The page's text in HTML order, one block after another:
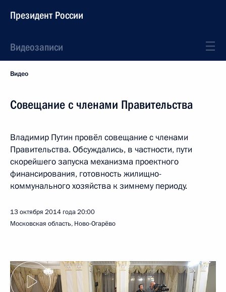
Президент России
Видеозаписи
Видео
Совещание с членами Правительства
Владимир Путин провёл совещание с членами
Правительства. Обсуждались, в частности, пути
скорейшего запуска механизма проектного
финансирования, готовность жилищно-
коммунального хозяйства к зимнему периоду.
13 октября 2014 года20:00
Московская область, Ново-Огарёво